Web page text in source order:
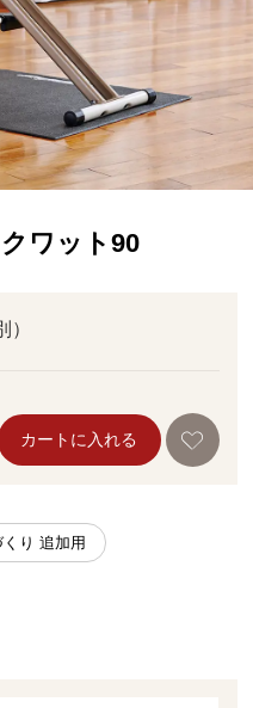
ワット90
カートに入れる
り 追加用